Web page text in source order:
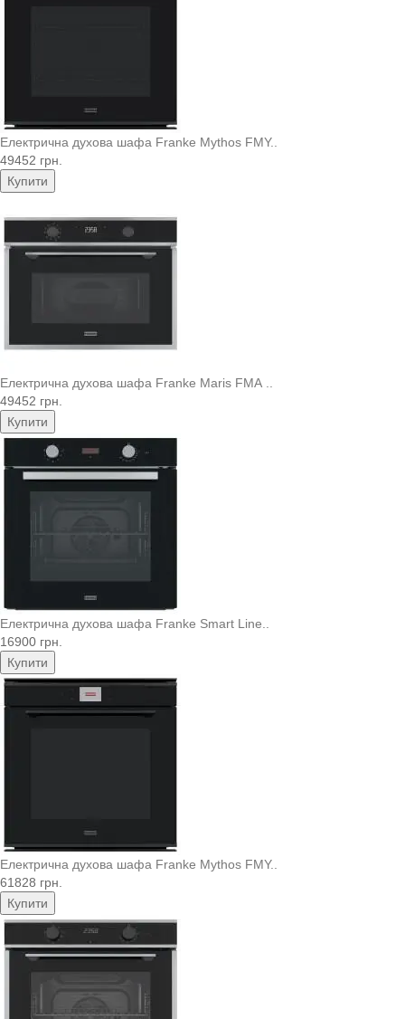
Електрична духова шафа Franke Mythos FMY..
49452 грн.
Купити
Електрична духова шафа Franke Maris FMA ..
49452 грн.
Купити
Електрична духова шафа Franke Smart Line..
16900 грн.
Купити
Електрична духова шафа Franke Mythos FMY..
61828 грн.
Купити